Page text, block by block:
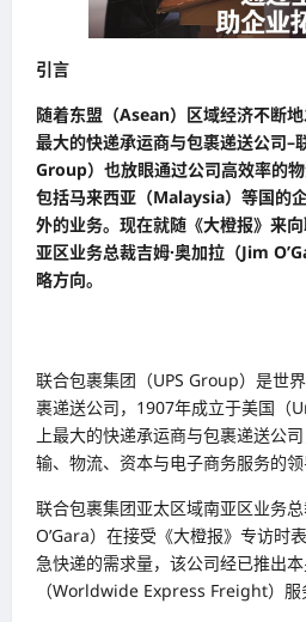
引言
随着东盟（Asean）区域经济不断
最大的快递承运商与包裹递送公司–
Group）也放眼通过公司高效率的物
包括马来西亚（Malaysia）等国的
外的业务。现在就随《大橙报》来
亚区业务总裁吉姆·奥加拉（Jim
略方向。
联合包裹集团（UPS Group）是世
裹递送公司，1907年成立于美国（
上最大的快递承运商与包裹递送公
输、物流、资本与电子商务服务的领
联合包裹集团亚太区域南亚区业务
O’Gara）在接受《大橙报》专访时
急快递的需求量，该公司经已推出
（Worldwide Express Freight）服